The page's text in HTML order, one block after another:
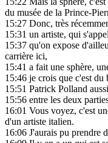
du musée de la Prince-
15:27 Donc, très
15:31 un artiste, qui
15:37 qu'on expose
carrière ici,
15:41 a fait une sphère,
15:46 je crois que c'est du
15:51 Patrick Polland
15:56 entre les deux
16:01 Vous voyez, c'est
d'un artiste italien.
16:06 J'aurais pu prendre